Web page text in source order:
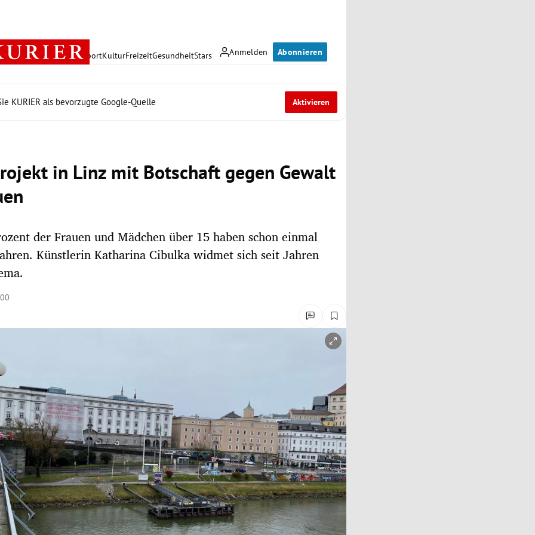
Anmelden Abonnieren
PolitikWirtschaft SportKulturFreizeitGesundheitStars
KURIER als bevorzugte Google-Quelle Aktivieren
in Linz mit Botschaft gegen Gewalt
der Frauen und Mädchen über 15 haben schon einmal
Künstlerin Katharina Cibulka widmet sich seit Jahren
öffnen/schließen